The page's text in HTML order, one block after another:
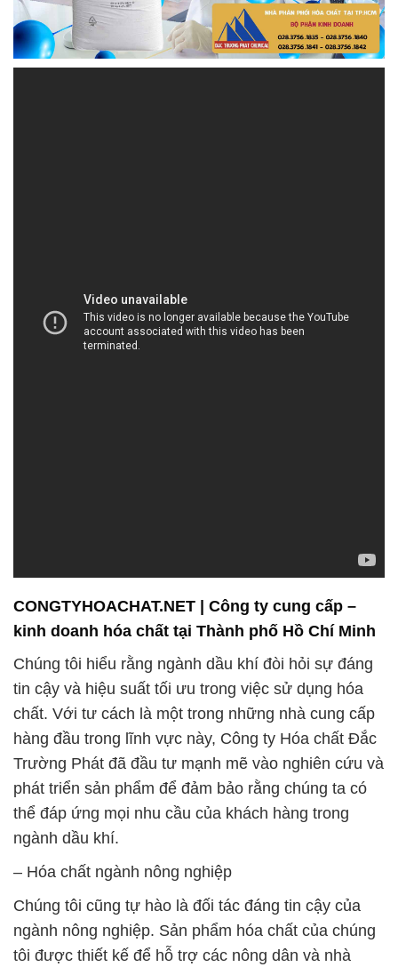
CONGTYHOACHAT.NET | Công ty cung cấp –
kinh doanh hóa chất tại Thành phố Hồ Chí Minh
Chúng tôi hiểu rằng ngành dầu khí đòi hỏi sự đáng
tin cậy và hiệu suất tối ưu trong việc sử dụng hóa
chất. Với tư cách là một trong những nhà cung cấp
hàng đầu trong lĩnh vực này, Công ty Hóa chất Đắc
Trường Phát đã đầu tư mạnh mẽ vào nghiên cứu và
phát triển sản phẩm để đảm bảo rằng chúng ta có
thể đáp ứng mọi nhu cầu của khách hàng trong
ngành dầu khí.
– Hóa chất ngành nông nghiệp
Chúng tôi cũng tự hào là đối tác đáng tin cậy của
ngành nông nghiệp. Sản phẩm hóa chất của chúng
tôi được thiết kế để hỗ trợ các nông dân và nhà